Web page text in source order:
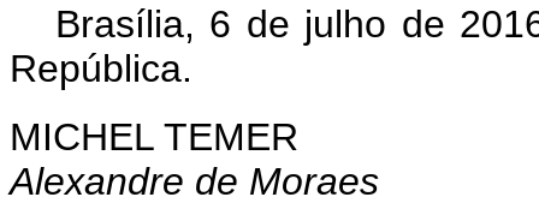
Brasília, 6 de julho de
República.
MICHEL TEMER
Alexandre de Moraes